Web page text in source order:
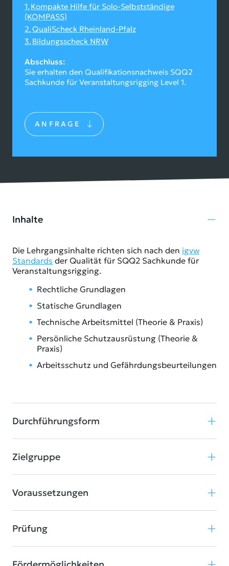
Kompakte Hilfe für Solo-Selbstständige
(KOMPASS)
QualiScheck Rheinland-Pfalz
Bildungsscheck NRW
Abschluss
Sie erhalten den Qualifikationsnachweis SQQ2
Sachkunde für Veranstaltungsrigging Level 1.
ANFRAGE
Inhalte
Die Lehrgangsinhalte richten sich nach den igvw
Standards der Qualität für SQQ2 Sachkunde für
Veranstaltungsrigging.
Rechtliche Grundlagen
Statische Grundlagen
Technische Arbeitsmittel (Theorie & Praxis)
Persönliche Schutzausrüstung (Theorie &
Praxis)
Arbeitsschutz und Gefährdungsbeurteilungen
Durchführungsform
Zielgruppe
Voraussetzungen
Prüfung